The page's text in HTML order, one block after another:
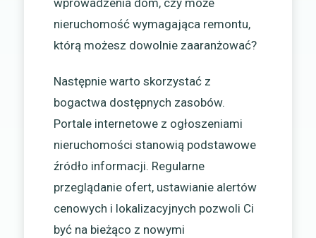
nieruchomość wymagająca remontu,
którą możesz dowolnie zaaranżować?
Następnie warto skorzystać z
bogactwa dostępnych zasobów.
Portale internetowe z ogłoszeniami
nieruchomości stanowią podstawowe
źródło informacji. Regularne
przeglądanie ofert, ustawianie alertów
cenowych i lokalizacyjnych pozwoli Ci
być na bieżąco z nowymi